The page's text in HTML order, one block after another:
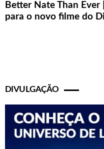
Better Nate Than Ever
para o novo filme do
DIVULGAÇÃO